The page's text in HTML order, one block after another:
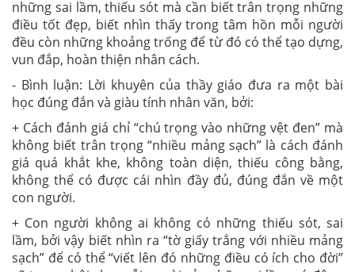
những sai lầm, thiếu sót mà cần biết trân trọng những
điều tốt đẹp, biết nhìn thấy trong tâm hồn mỗi người
đều còn những khoảng trống để từ đó có thể tạo dựng,
vun đắp, hoàn thiện nhân cách.
- Bình luận: Lời khuyên của thầy giáo đưa ra một bài
học đúng đắn và giàu tính nhân văn, bởi:
+ Cách đánh giá chỉ “chú trọng vào những vệt đen” mà
không biết trân trọng “nhiều mảng sạch” là cách đánh
giá quá khắt khe, không toàn diện, thiếu công bằng,
không thể có được cái nhìn đầy đủ, đúng đắn về một
con người.
+ Con người không ai không có những thiếu sót, sai
lầm, bởi vậy biết nhìn ra “tờ giấy trắng với nhiều mảng
sạch” để có thể “viết lên đó những điều có ích cho đời”